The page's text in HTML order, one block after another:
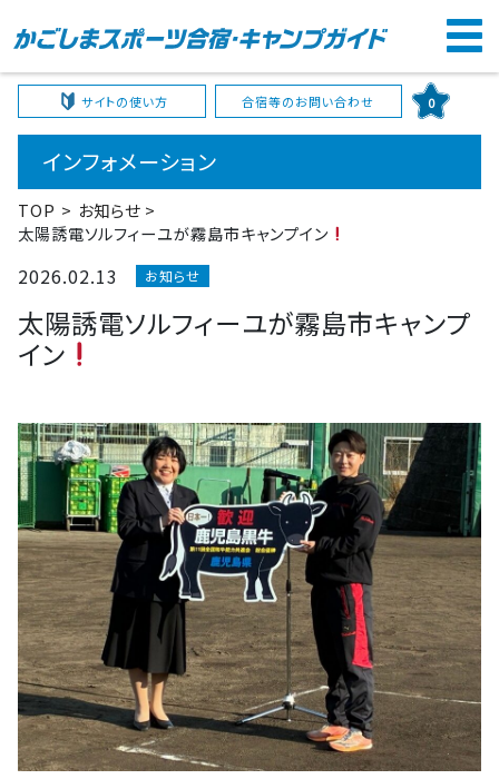
サイトの使い方 合宿等のお問い合わせ 0
インフォメーション
TOP
お知らせ
太陽誘電ソルフィーユが霧島市キャンプイン
2026.02.13 お知らせ
太陽誘電ソルフィーユが霧島市キャンプ
イン